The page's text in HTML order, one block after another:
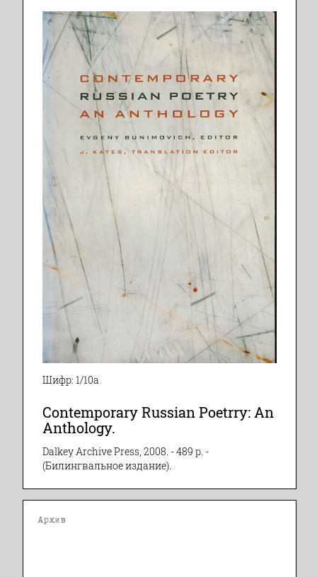
Шифр: 1/10а
Contemporary Russian Poetrry: An
Anthology.
Dalkey Archive Press, 2008. - 489 p. -
(Билингвальное издание).
Архив